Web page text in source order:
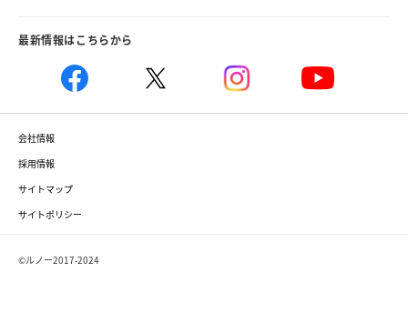
最新情報はこちらから
会社情報
採用情報
サイトマップ
サイトポリシー
©ルノー2017-2024